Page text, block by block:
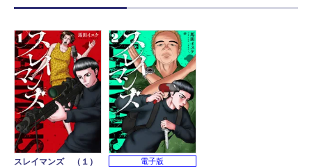
スレイマンズ （１）
電子版